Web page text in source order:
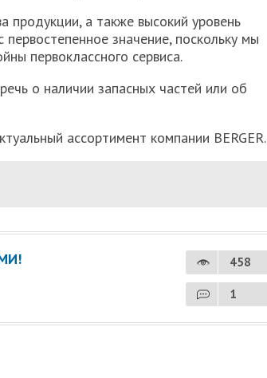
продукции, а также высокий уровень
значение, поскольку мы
первоклассного сервиса.
о наличии запасных частей или об
ассортимент компании BERGER.
458
1